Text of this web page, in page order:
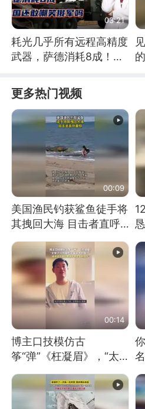
03:21
耗光几乎所有远程高精度
武器，萨德消耗8成！美
更多热门视频
00:09
美国渔民钓获鲨鱼徒手将
其拽回大海 目击者直呼
消息）
00:14
博主口技模仿古
筝“弹”《枉凝眉》，“太
吗？”“或将成为首位考级
不带古筝的选手。”（来